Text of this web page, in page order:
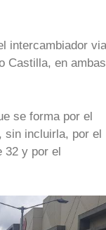
intercambiador
Castilla, en ambas
se forma por el
sin incluirla, por el
32 y por el